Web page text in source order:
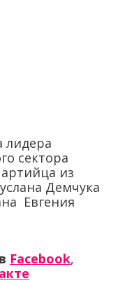
лидера
сектора
из
Демчука
Евгения
Facebook,